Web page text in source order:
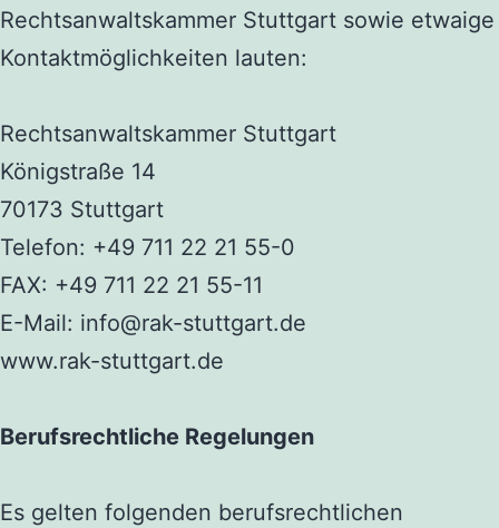
Rechtsanwaltskammer Stuttgart sowie etwaige
Kontaktmöglichkeiten lauten:
Rechtsanwaltskammer Stuttgart
Königstraße 14
70173 Stuttgart
Telefon: +49 711 22 21 55-0
FAX: +49 711 22 21 55-11
E-Mail: info@rak-stuttgart.de
www.rak-stuttgart.de
Berufsrechtliche Regelungen
Es gelten folgenden berufsrechtlichen